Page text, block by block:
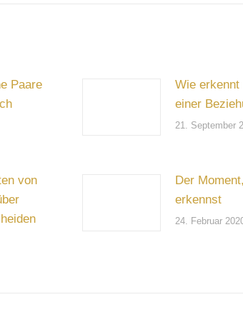
Paare
Wie erkennt
einer
21. September
von
Der
erkennst
24. Februar